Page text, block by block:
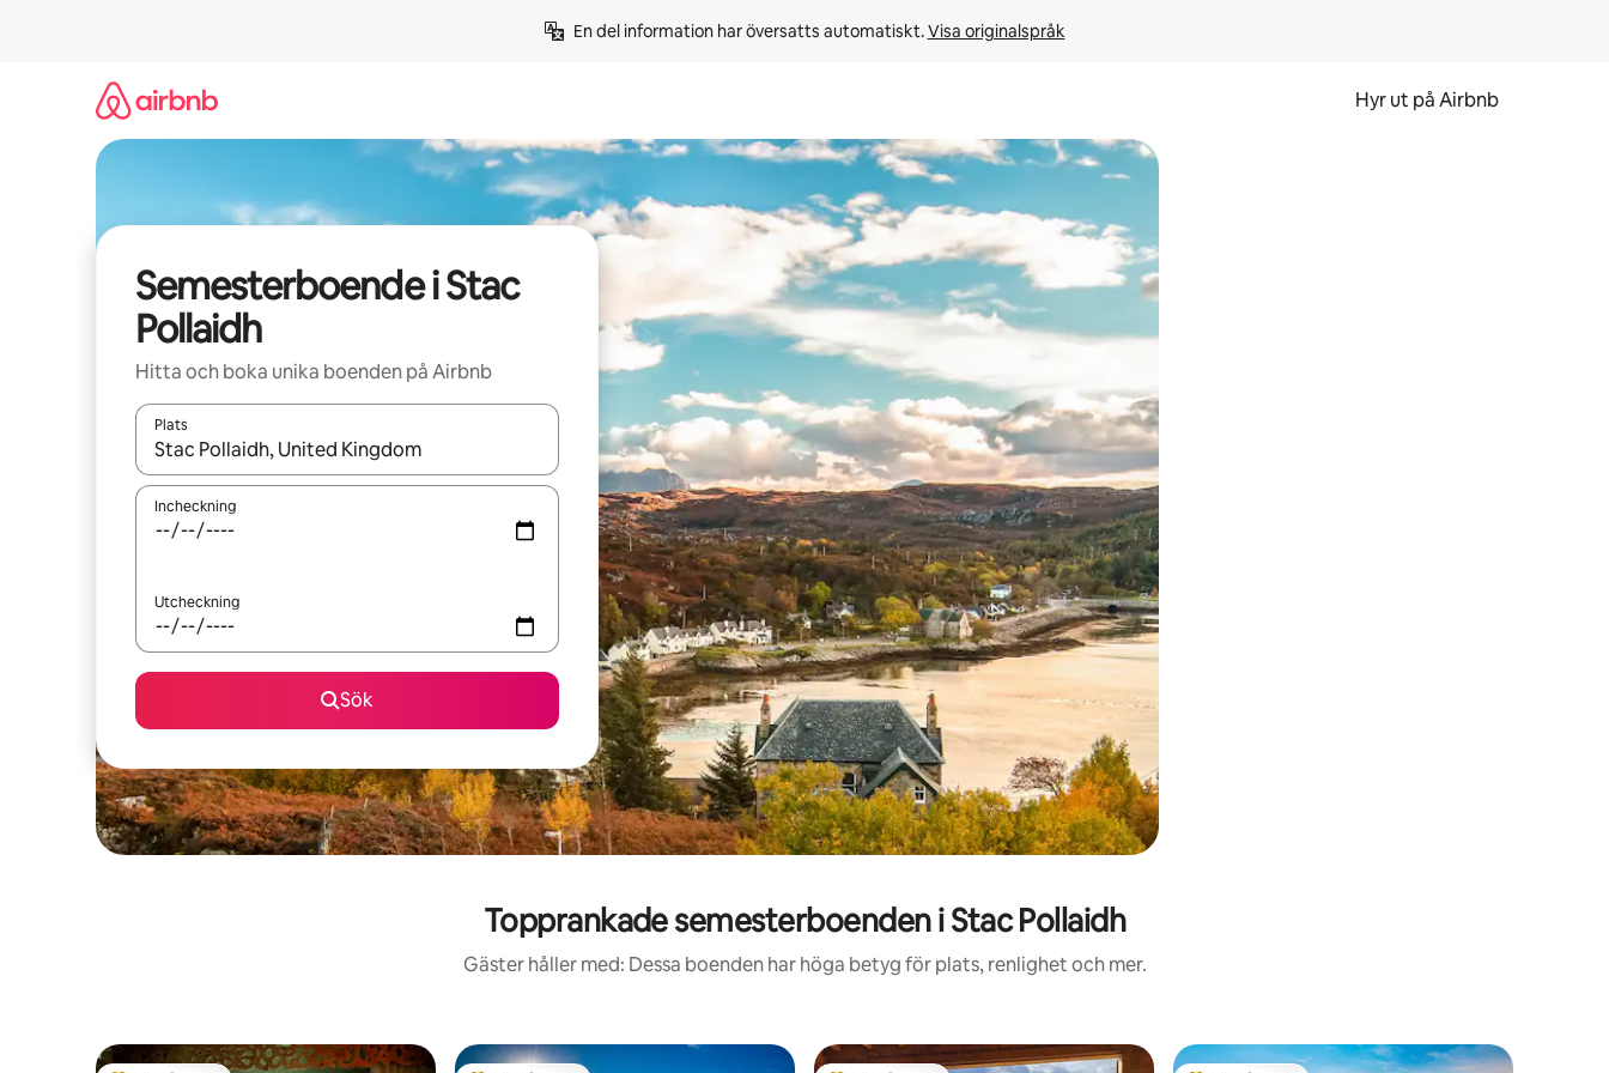
En del information har översatts automatiskt. Visa originalspråk
Hyr ut på Airbnb
Semesterboende i Stac
Pollaidh
Hitta och boka unika boenden på Airbnb
Plats
När resultaten är tillgängliga kan du navigera med upp- och nedåtpilarna eller utforska genom att trycka eller svepa.
Incheckning
Utcheckning
Sök
Topprankade semesterboenden i Stac Pollaidh
Gäster håller med: Dessa boenden har höga betyg för plats, renlighet och mer.